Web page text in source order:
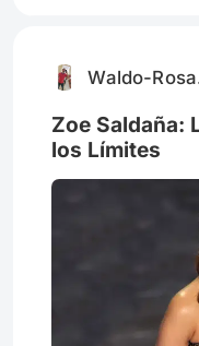
Zoe Saldaña:
los Límites